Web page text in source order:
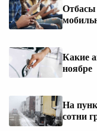
Отбасы
Какие
ноябре
На
сотни